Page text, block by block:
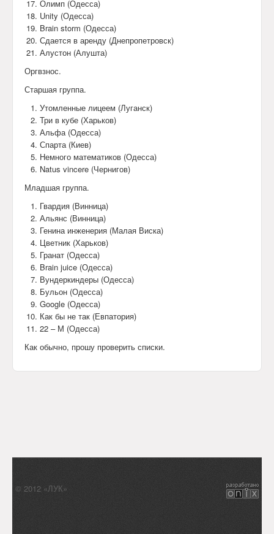
Олимп (Одесса)
Unity (Одесса)
Brain storm (Одесса)
Сдается в аренду (Днепропетровск)
Алустон (Алушта)
Оргвзнос.
Старшая группа.
Утомленные лицеем (Луганск)
Три в кубе (Харьков)
Альфа (Одесса)
Спарта (Киев)
Немного математиков (Одесса)
Natus vincere (Чернигов)
Младшая группа.
Гвардия (Винница)
Альянс (Винница)
Генина инженерия (Малая Виска)
Цветник (Харьков)
Гранат (Одесса)
Brain juice (Одесса)
Вундеркиндеры (Одесса)
Бульон (Одесса)
Google (Одесса)
Как бы не так (Евпатория)
22 – М (Одесса)
Как обычно, прошу проверить списки.
© 2012 «ЛУК»